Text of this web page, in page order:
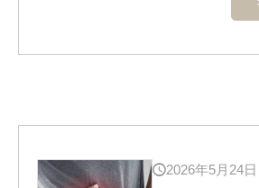
2026年5月24日